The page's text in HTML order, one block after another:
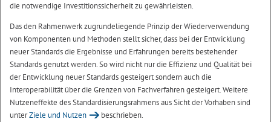
die notwendige Investitionssicherheit zu gewährleisten.
Das den Rahmenwerk zugrundeliegende Prinzip der Wiederverwendung
von Komponenten und Methoden stellt sicher, dass bei der Entwicklung
neuer Standards die Ergebnisse und Erfahrungen bereits bestehender
Standards genutzt werden. So wird nicht nur die Effizienz und Qualität bei
der Entwicklung neuer Standards gesteigert sondern auch die
Interoperabilität über die Grenzen von Fachverfahren gesteigert. Weitere
Nutzeneffekte des Standardisierungsrahmens aus Sicht der Vorhaben sind
unterZiele und Nutzen beschrieben.